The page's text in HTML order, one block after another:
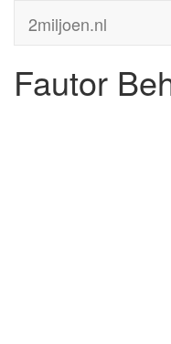
2miljoen.nl
Fautor